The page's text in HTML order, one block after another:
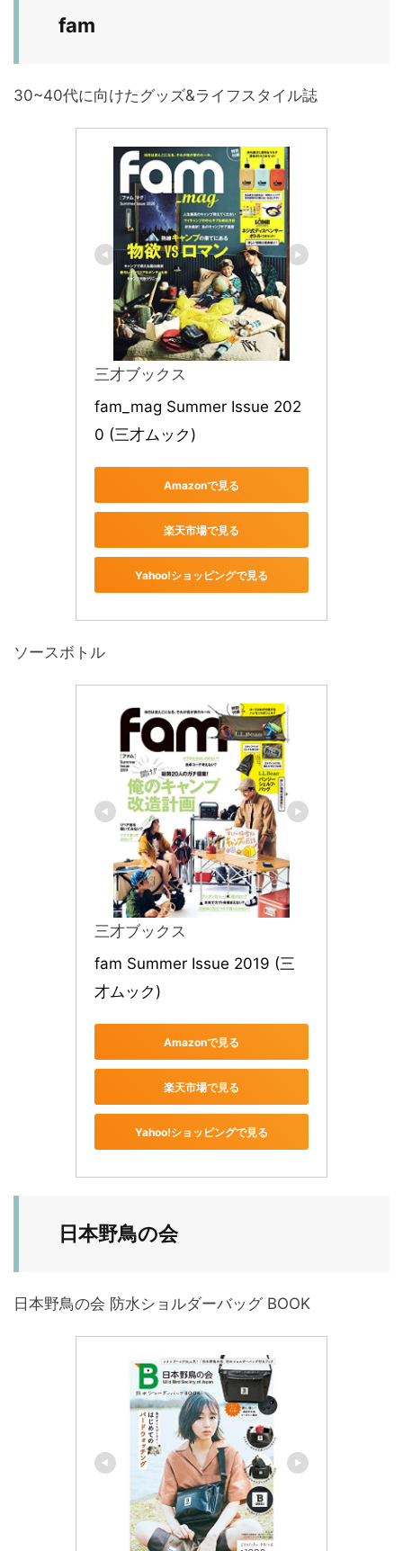
fam
30~40代に向けたグッズ&ライフスタイル誌
三才ブックス
fam_mag Summer Issue 202
0 (三才ムック)
Amazonで見る
楽天市場で見る
Yahoo!ショッピングで見る
ソースボトル
三才ブックス
fam Summer Issue 2019 (三
才ムック)
Amazonで見る
楽天市場で見る
Yahoo!ショッピングで見る
日本野鳥の会
日本野鳥の会 防水ショルダーバッグ BOOK